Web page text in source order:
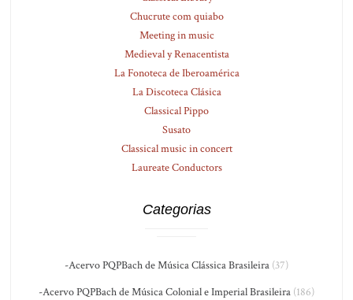
Chucrute com quiabo
Meeting in music
Medieval y Renacentista
La Fonoteca de Iberoamérica
La Discoteca Clásica
Classical Pippo
Susato
Classical music in concert
Laureate Conductors
Categorias
-Acervo PQPBach de Música Clássica Brasileira (37)
-Acervo PQPBach de Música Colonial e Imperial Brasileira (186)